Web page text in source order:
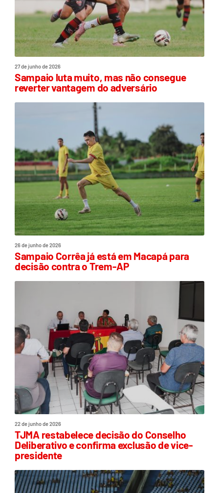
27 de junho de 2026
Sampaio luta muito, mas não consegue
reverter vantagem do adversário
26 de junho de 2026
Sampaio Corrêa já está em Macapá para
decisão contra o Trem-AP
22 de junho de 2026
TJMA restabelece decisão do Conselho
Deliberativo e confirma exclusão de vice-
presidente